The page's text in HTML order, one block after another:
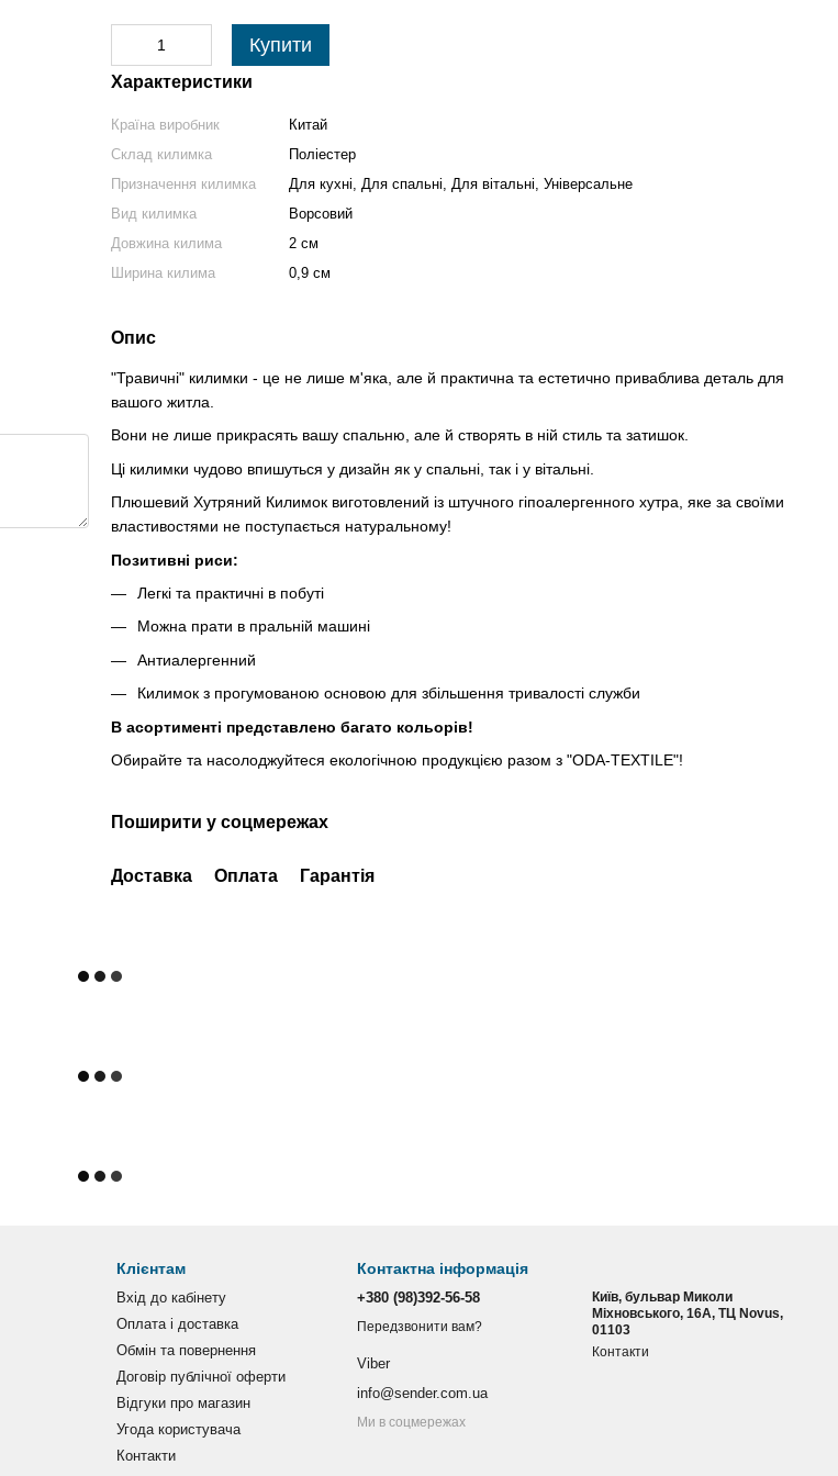
Купити
Характеристики
Країна виробник
Китай
Склад килимка
Поліестер
Призначення килимка
Для кухні, Для спальні, Для вітальні, Універсальне
Вид килимка
Ворсовий
Довжина килима
2 см
Ширина килима
0,9 см
Опис
"Травичні" килимки - це не лише м'яка, але й практична та естетично приваблива деталь для
вашого житла.
Вони не лише прикрасять вашу спальню, але й створять в ній стиль та затишок.
Ці килимки чудово впишуться у дизайн як у спальні, так і у вітальні.
Плюшевий Хутряний Килимок виготовлений із штучного гіпоалергенного хутра, яке за своїми
властивостями не поступається натуральному!
Позитивні риси:
Легкі та практичні в побуті
Можна прати в пральній машині
Антиалергенний
Килимок з прогумованою основою для збільшення тривалості служби
В асортименті представлено багато кольорів!
Обирайте та насолоджуйтеся екологічною продукцією разом з "ODA-TEXTILE"!
Поширити у соцмережах
Доставка Оплата Гарантія
Клієнтам
Вхід до кабінету
Оплата і доставка
Обмін та повернення
Договір публічної оферти
Відгуки про магазин
Угода користувача
Контакти
Контактна інформація
+380 (98)392-56-58
Передзвонити вам?
Viber
info@sender.com.ua
Київ, бульвар Миколи
Міхновського, 16А, ТЦ Novus,
01103
Контакти
Ми в соцмережах